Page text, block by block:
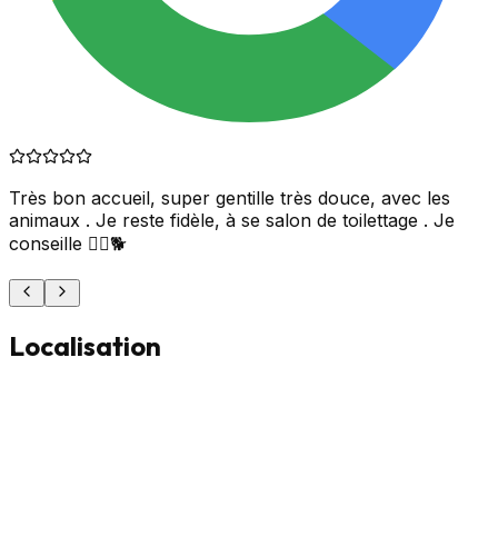
Très bon accueil, super gentille très douce, avec les
animaux . Je reste fidèle, à se salon de toilettage . Je
conseille 👍🏼🐕
Localisation